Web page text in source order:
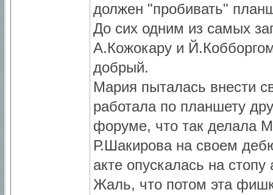
должен "пробивать"
До сих одним из самых
А.Кожокару и
добрый.
Мария пыталась внести
работала по планшету
форуме, что так делала
Р.Шакирова на своем
акте опускалась на
Жаль, что потом эта